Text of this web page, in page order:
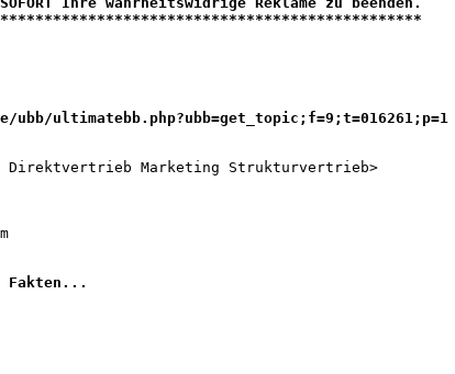
ubb/ultimatebb.php?ubb=get_topic;f=9;t=016261;p=1
Direktvertrieb Marketing Strukturvertrieb>
Fakten...